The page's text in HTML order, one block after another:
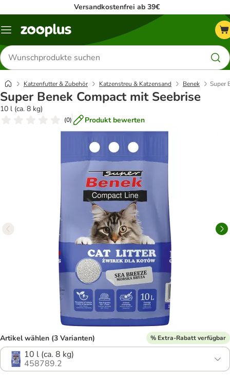
Versandkostenfrei ab 39€
Menü
Produkte
suchen
Katzenfutter & Zubehör Katzenstreu & Katzensand Benek Super
Super Benek Compact mit Seebrise
10 l (ca. 8 kg)
(0) Produkt bewerten
Artikel wählen (3 Varianten) % Extra-Rabatt verfügbar
10 l (ca. 8 kg)
458789.2